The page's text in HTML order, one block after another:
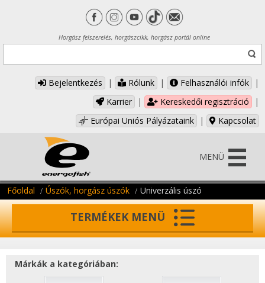
Horgász felszerelés, horgászcikk, horgász portál online
Bejelentkezés | Rólunk | Felhasználói infók
|
Karrier
| Kereskedői regisztráció
|
Európai Uniós Pályázataink
| Kapcsolat
MENÜ
Főoldal Úszók, horgász úszók Univerzális úszó
TERMÉKEK MENÜ
Márkák a kategóriában: